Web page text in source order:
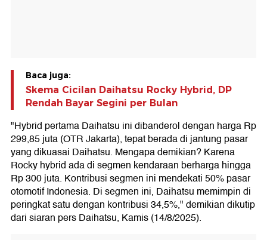
Baca juga:
Skema Cicilan Daihatsu Rocky Hybrid, DP
Rendah Bayar Segini per Bulan
"Hybrid pertama Daihatsu ini dibanderol dengan harga Rp
299,85 juta (OTR Jakarta), tepat berada di jantung pasar
yang dikuasai Daihatsu. Mengapa demikian? Karena
Rocky hybrid ada di segmen kendaraan berharga hingga
Rp 300 juta. Kontribusi segmen ini mendekati 50% pasar
otomotif Indonesia. Di segmen ini, Daihatsu memimpin di
peringkat satu dengan kontribusi 34,5%," demikian dikutip
dari siaran pers Daihatsu, Kamis (14/8/2025).